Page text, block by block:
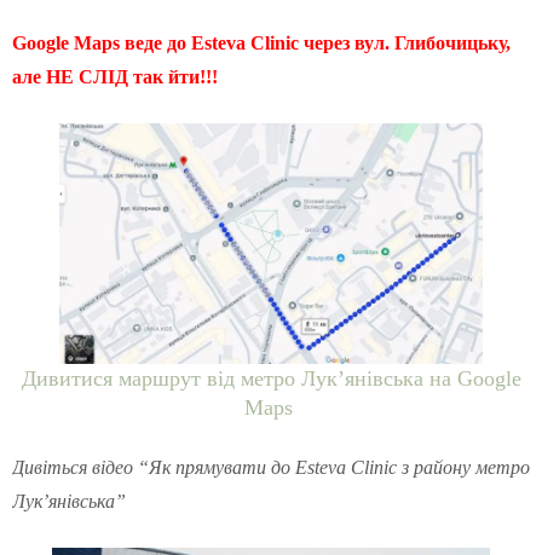
Google Maps веде до Esteva Clinic через вул. Глибочицьку,
але НЕ СЛІД так йти!!!
Дивитися маршрут від метро Лук’янівська на Google
Maps
Дивіться відео “Як прямувати до Esteva Clinic з району метро
Лук’янівська”